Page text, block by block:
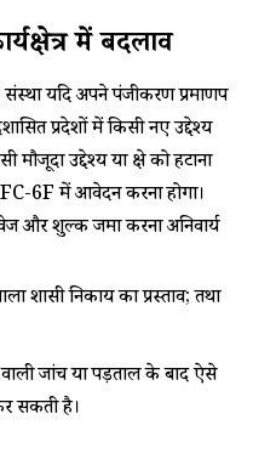
में बदलाव
यदि अपने पंजीकरण प्रमाणपत्र
प्रदेशों में किसी नए उद्देश्य
उद्देश्य या क्षेत्र को हटाना
6F में आवेदन करना होगा।
और शुल्क जमा करना अनिवार्य
शासी निकाय का प्रस्ताव; तथा
जांच या पड़ताल के बाद ऐसे
सकती है।